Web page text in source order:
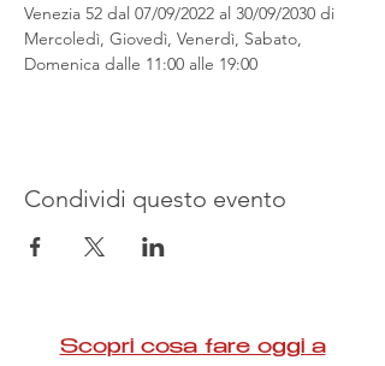
Venezia 52 dal 07/09/2022 al 30/09/2030 di
Mercoledì, Giovedì, Venerdì, Sabato,
Domenica dalle 11:00 alle 19:00
Condividi questo evento
Scopri cosa fare oggi a